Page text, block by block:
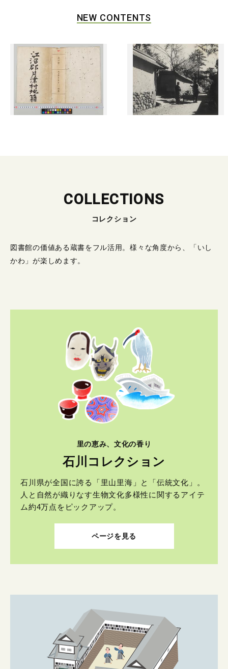
NEW CONTENTS
COLLECTIONS
コレクション
図書館の価値ある蔵書をフル活用。様々な角度から、「いし
かわ」が楽しめます。
里の恵み、文化の香り
石川コレクション
石川県が全国に誇る「里山里海」と「伝統文化」。
人と自然が織りなす生物文化多様性に関するアイテ
ム約4万点をピックアップ。
ページを見る